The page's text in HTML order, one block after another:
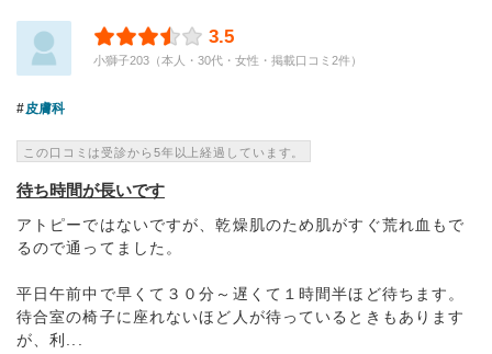
3.5
小獅子203（本人・30代・女性・掲載口コミ2件）
皮膚科
この口コミは受診から5年以上経過しています。
待ち時間が長いです
アトピーではないですが、乾燥肌のため肌がすぐ荒れ血もで
るので通ってました。
平日午前中で早くて３０分～遅くて１時間半ほど待ちます。
待合室の椅子に座れないほど人が待っているときもあります
が、利...